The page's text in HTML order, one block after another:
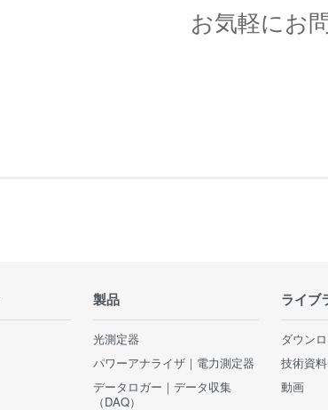
お気軽にお
製品
光測定器
パワーアナライザ｜電力測定器
データロガー｜データ収集
（DAQ）
ライブ
ダウン
技術資料
動画